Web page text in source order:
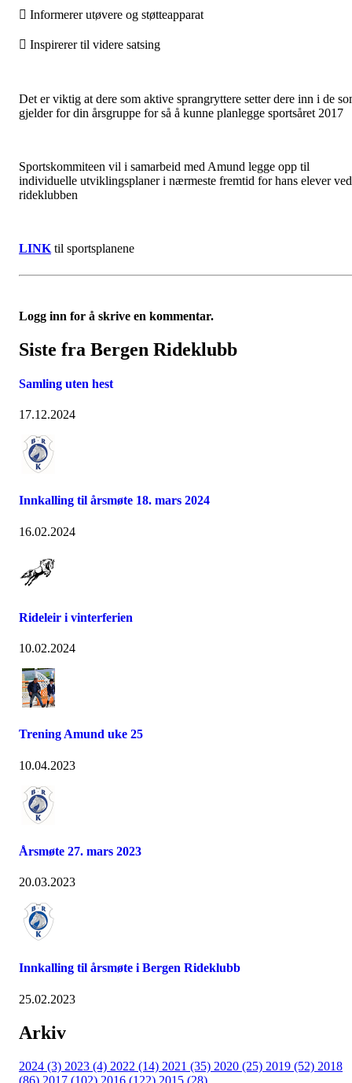
 Informerer utøvere og støtteapparat
 Inspirerer til videre satsing
Det er viktig at dere som aktive sprangryttere setter dere inn i de
gjelder for din årsgruppe for så å kunne planlegge sportsåret 2017
Sportskommiteen vil i samarbeid med Amund legge opp til
individuelle utviklingsplaner i nærmeste fremtid for hans elever ved
rideklubben
LINK til sportsplanene
Logg inn for å skrive en kommentar.
Siste fra Bergen Rideklubb
Samling uten hest
17.12.2024
Innkalling til årsmøte 18. mars 2024
16.02.2024
Rideleir i vinterferien
10.02.2024
Trening Amund uke 25
10.04.2023
Årsmøte 27. mars 2023
20.03.2023
Innkalling til årsmøte i Bergen Rideklubb
25.02.2023
Arkiv
2024 (3) 2023 (4) 2022 (14) 2021 (35) 2020 (25) 2019 (52) 2018
(86) 2017 (102) 2016 (122) 2015 (28)